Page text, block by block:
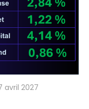
avril 2027